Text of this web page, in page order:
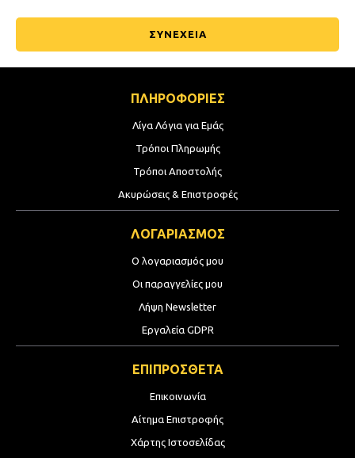
ΣΥΝΕΧΕΙΑ
ΠΛΗΡΟΦΟΡΙΕΣ
Λίγα Λόγια για Εμάς
Τρόποι Πληρωμής
Τρόποι Αποστολής
Ακυρώσεις & Επιστροφές
ΛΟΓΑΡΙΑΣΜΟΣ
Ο λογαριασμός μου
Οι παραγγελίες μου
Λήψη Newsletter
Εργαλεία GDPR
ΕΠΙΠΡΟΣΘΕΤΑ
Επικοινωνία
Αίτημα Επιστροφής
Χάρτης Ιστοσελίδας